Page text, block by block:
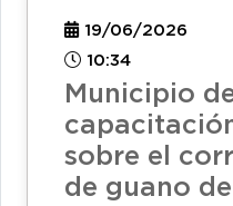
19/06/2026
10:34
Municipio
sobre el
de guano